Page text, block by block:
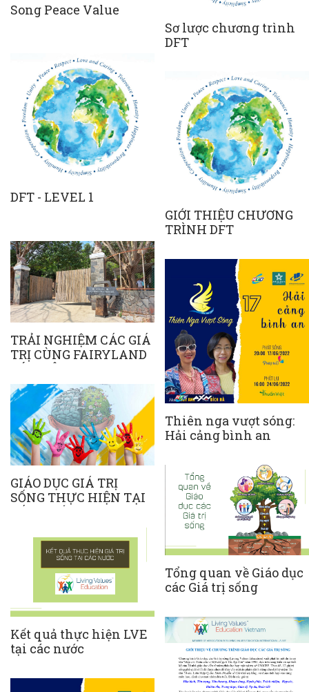
Song Peace Value
Sơ lược chương trình
DFT
DFT - LEVEL 1
GIỚI THIỆU CHƯƠNG
TRÌNH DFT
TRẢI NGHIỆM CÁC GIÁ
TRỊ CÙNG FAIRYLAND
TÓC TIÊN!
Thiên nga vượt sóng:
Hải cảng bình an
GIÁO DỤC GIÁ TRỊ
SỐNG THỰC HIỆN TẠI
CÁC NƯỚC
Tổng quan về Giáo dục
các Giá trị sống
Kết quả thực hiện LVE
tại các nước